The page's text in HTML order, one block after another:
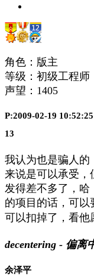
角色：版主
等级：初级工程师
声望： 1405
P:2009-02-19 10:52:25
13
我认为也是骗人的
来说是可以承受，
发得差不多了，
的项目的话，可
可以扣掉了，看他
decentering - 偏离
余泽平